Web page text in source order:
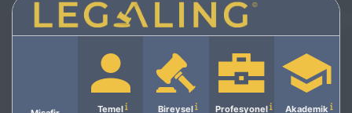
Temel Bireysel Profesyonel Akademik